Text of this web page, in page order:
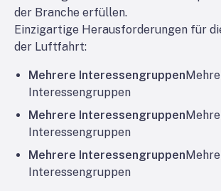
der Branche erfüllen.
Einzigartige Herausforderungen für
der Luftfahrt:
Mehrere Interessengruppen
Interessengruppen
Mehrere Interessengruppen
Interessengruppen
Mehrere Interessengruppen
Interessengruppen